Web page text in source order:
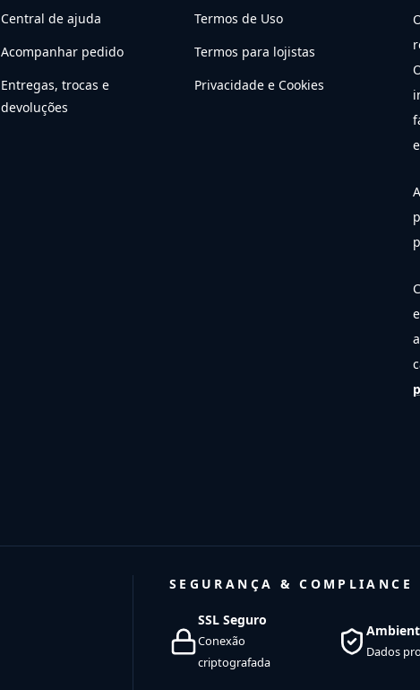
Central de ajuda
Acompanhar pedido
Entregas, trocas e
devoluções
Termos de Uso
Termos para lojistas
Privacidade e Cookies
SEGURANÇA & COMPLIANCE
SSL Seguro
Conexão
criptografada
Dados